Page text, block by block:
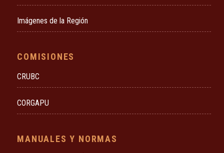
Imágenes de la Región
COMISIONES
CRUBC
CORGAPU
MANUALES Y NORMAS